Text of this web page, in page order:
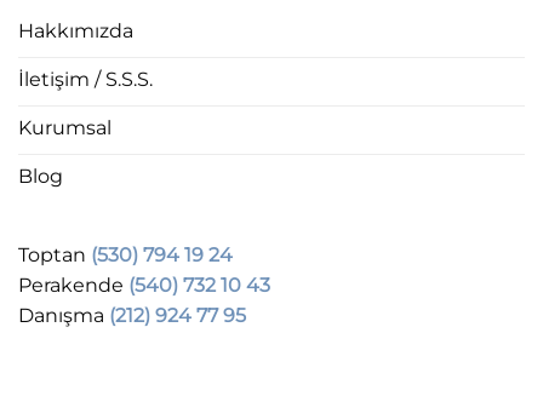
Hakkımızda
İletişim / S.S.S.
Kurumsal
Blog
Toptan (530) 794 19 24
Perakende (540) 732 10 43
Danışma (212) 924 77 95